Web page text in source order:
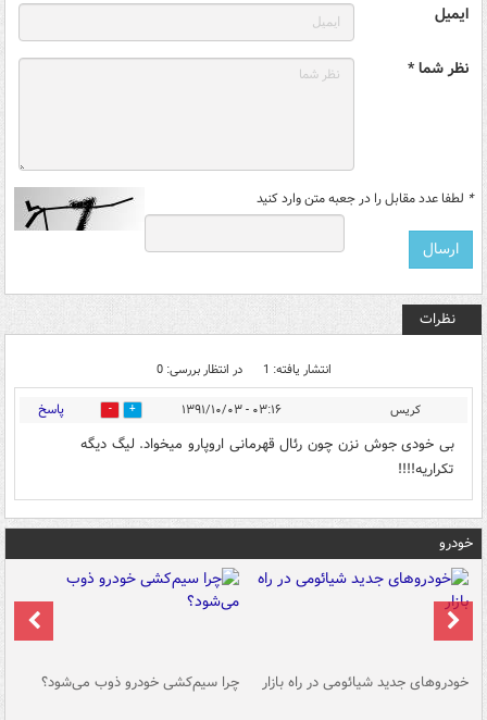
ایمیل
نظر شما *
* لطفا عدد مقابل را در جعبه متن وارد کنید
نظرات
انتشار یافته: 1 در انتظار بررسی: 0
کریس ۰۳:۱۶ - ۱۳۹۱/۱۰/۰۳ 0 پاسخ
بی خودی جوش نزن چون رئال قهرمانی اروپارو میخواد. لیگ دیگه
تکراریه!!!!
خودرو
خودروهای جدید شیائومی در راه بازار چرا سیم‌کشی خودرو ذوب می‌شود؟